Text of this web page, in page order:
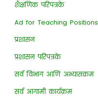
शैक्षणिक परिपत्रके
Ad for Teaching Positions
प्रशासन
प्रशासन परिपत्रके
सर्व विभाग आणि अभ्यासक्रम
सर्व आगामी कार्यक्रम